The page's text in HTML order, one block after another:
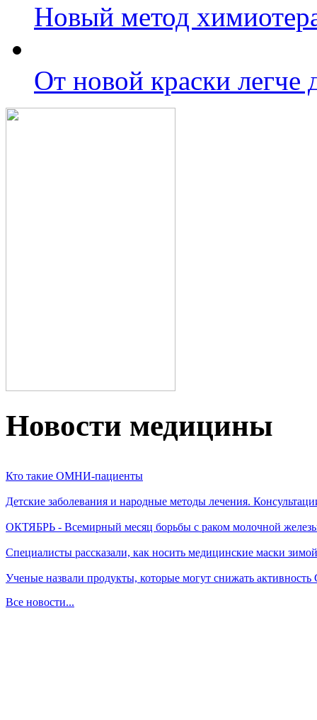
Новый метод
От новой краски легче
Новости медицины
Кто такие ОМНИ-пациенты
Детские заболевания и народные методы лечения.
ОКТЯБРЬ - Всемирный месяц борьбы с раком молочной
Специалисты рассказали, как носить медицинские маски зимой
Ученые назвали продукты, которые могут снижать
Все новости...